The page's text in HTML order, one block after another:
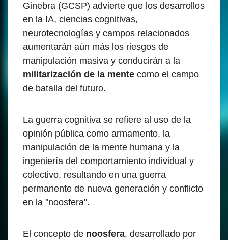
Ginebra (GCSP) advierte que los desarrollos
en la IA, ciencias cognitivas,
neurotecnologías y campos relacionados
aumentarán aún más los riesgos de
manipulación masiva y conducirán a la
militarización de la mente como el campo
de batalla del futuro.
La guerra cognitiva se refiere al uso de la
opinión pública como armamento, la
manipulación de la mente humana y la
ingeniería del comportamiento individual y
colectivo, resultando en una guerra
permanente de nueva generación y conflicto
en la "noosfera".
El concepto de noosfera, desarrollado por